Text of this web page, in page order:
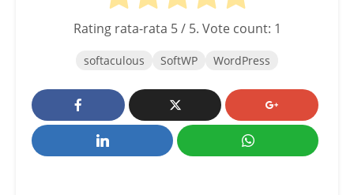
Rating rata-rata 5/ 5. Vote count: 1
softaculous SoftWP WordPress